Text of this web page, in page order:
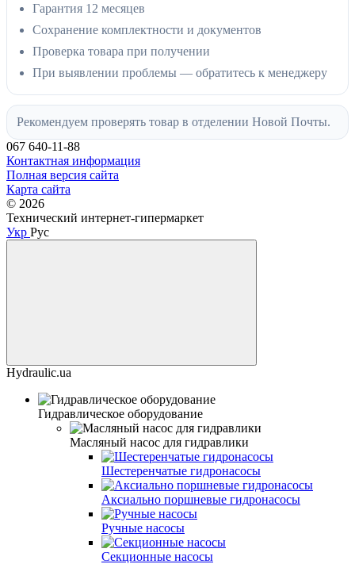
Гарантия 12 месяцев
Сохранение комплектности и документов
Проверка товара при получении
При выявлении проблемы — обратитесь к менеджеру
Рекомендуем проверять товар в отделении Новой Почты.
067 640-11-88
Контактная информация
Полная версия сайта
Карта сайта
© 2026
Технический интернет-гипермаркет
Укр Рус
Hydraulic.ua
Гидравлическое оборудование
Масляный насос для гидравлики
Шестеренчатые гидронасосы
Аксиально поршневые гидронасосы
Ручные насосы
Секционные насосы